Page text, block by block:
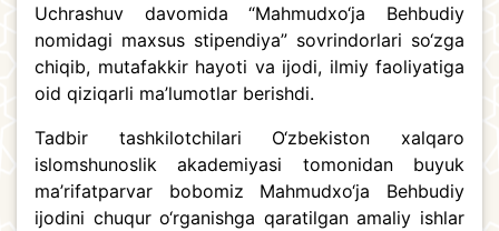
Uchrashuv davomida “Mahmudxo‘ja Behbudiy
nomidagi maxsus stipendiya” sovrindorlari so‘zga
chiqib, mutafakkir hayoti va ijodi, ilmiy faoliyatiga
oid qiziqarli ma’lumotlar berishdi.
Tadbir tashkilotchilari O‘zbekiston xalqaro
islomshunoslik akademiyasi tomonidan buyuk
ma’rifatparvar bobomiz Mahmudxo‘ja Behbudiy
ijodini chuqur o‘rganishga qaratilgan amaliy ishlar